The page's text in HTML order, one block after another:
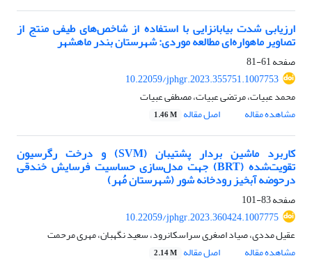
ارزیابی شدت بیابان‎زایی با استفاده از شاخص‌های طیفی منتج از
تصاویر ماهواره‌ای مطالعه موردی: شهرستان بندر ماهشهر
صفحه61-81
10.22059/jphgr.2023.355751.1007753
محمد عبیات، مرتضی عبیات، مصطفی عبیات
مشاهده مقاله
اصل مقاله 1.46 M
کاربرد ماشین بردار پشتیبان (SVM) و درخت رگرسیون
تقویت‌شده (BRT) جهت مدل‌سازی حساسیت فرسایش خندقی
درحوضه آبخیز رودخانه شور (شهرستان مُهر)
صفحه83-101
10.22059/jphgr.2023.360424.1007775
عقیل مددی، صیاد اصغری سراسکانرود، سعید نگهبان، مهری مرحمت
مشاهده مقاله
اصل مقاله 2.14 M